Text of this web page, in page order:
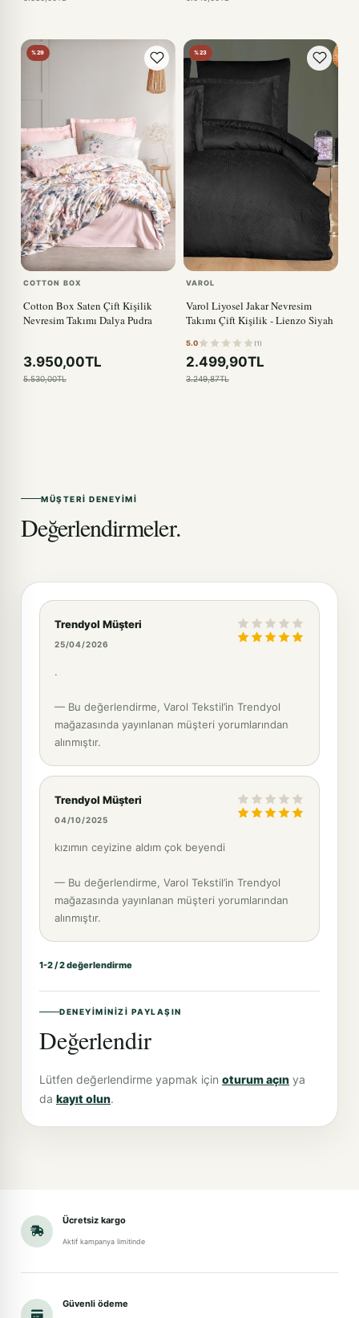
%29
COTTON BOX
Cotton Box Saten Çift Kişilik
Nevresim Takımı Dalya Pudra
3.950,00TL
5.530,00TL
%23
VAROL
Varol Liyosel Jakar Nevresim
Takımı Çift Kişilik - Lienzo Siyah
5.0 (1)
2.499,90TL
3.249,87TL
MÜŞTERI DENEYIMI
Değerlendirmeler.
Trendyol Müşteri
25/04/2026
.
— Bu değerlendirme, Varol Tekstil’in Trendyol
mağazasında yayınlanan müşteri yorumlarından
alınmıştır.
Trendyol Müşteri
04/10/2025
kızımın ceyizine aldım çok beyendi
— Bu değerlendirme, Varol Tekstil’in Trendyol
mağazasında yayınlanan müşteri yorumlarından
alınmıştır.
1-2 / 2 değerlendirme
DENEYIMINIZI PAYLAŞIN
Değerlendir
Lütfen değerlendirme yapmak için oturum açın ya
da kayıt olun.
Ücretsiz kargo
Aktif kampanya limitinde
Güvenli ödeme